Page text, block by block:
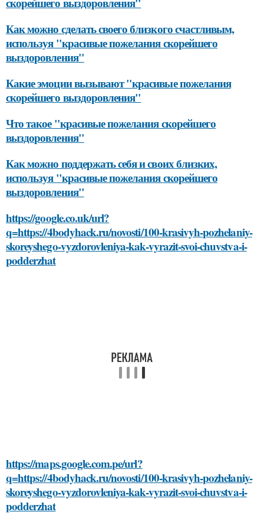
Как можно сделать своего близкого счастливым,
используя "красивые пожелания скорейшего
выздоровления"
Какие эмоции вызывают "красивые пожелания
скорейшего выздоровления"
Что такое "красивые пожелания скорейшего
выздоровления"
Как можно поддержать себя и своих близких,
используя "красивые пожелания скорейшего
выздоровления"
https://google.co.uk/url?
q=https://4bodyhack.ru/novosti/100-krasivyh-pozhelaniy-
skoreyshego-vyzdorovleniya-kak-vyrazit-svoi-chuvstva-i-
podderzhat
https://maps.google.com.pe/url?
q=https://4bodyhack.ru/novosti/100-krasivyh-pozhelaniy-
skoreyshego-vyzdorovleniya-kak-vyrazit-svoi-chuvstva-i-
podderzhat